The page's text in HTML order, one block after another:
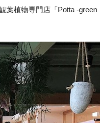
葉植物専門店「Potta -green